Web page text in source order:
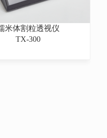
米体割粒透视仪
TX-300